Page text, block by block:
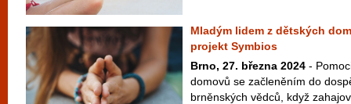
Mladým lidem z dětských
projekt Symbios
Brno, 27. března 2024 -
domovů se začleněním do
brněnských vědců, když